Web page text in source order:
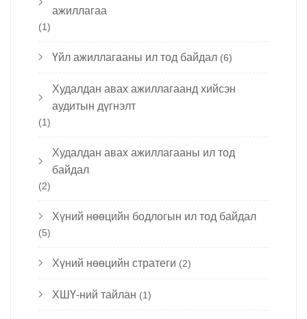
ажиллагаа
(1)
Үйл ажиллагааны ил тод байдал (6)
Худалдан авах ажиллагаанд хийсэн
аудитын дүгнэлт
(1)
Худалдан авах ажиллагааны ил тод
байдал
(2)
Хүний нөөцийн бодлогын ил тод байдал
(5)
Хүний нөөцийн стратеги (2)
ХШҮ-ний тайлан (1)